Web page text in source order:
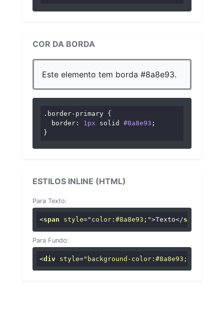
COR DA BORDA
Este elemento tem borda #8a8e93.
.border-primary {
border : 1px solid #8a8e93 ;
}
ESTILOS INLINE (HTML)
Para Texto:
<span style="color:#8a8e93;">Texto</span
Para Fundo:
<div style="background-color:#8a8e93;"